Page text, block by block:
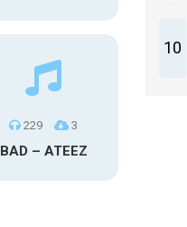
229 3
BAD – ATEEZ
10